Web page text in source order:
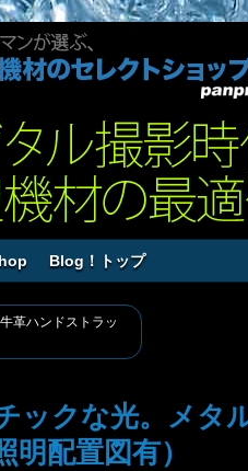
Blog！トップ
革ハンドストラッ
ックな光。メタ
明配置図有）